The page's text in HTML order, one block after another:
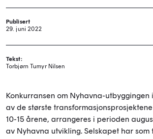
Publisert
29. juni 2022
Tekst:
Torbjørn Tumyr Nilsen
Konkurransen om Nyhavna-utbyggingen
av de største
10-15 årene, arrangeres i perioden
av Nyhavna utvikling. Selskapet har som